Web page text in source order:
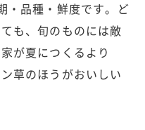
・品種・鮮度です。ど
も、旬のものには敵
が夏につくるより
草のほうがおいしい